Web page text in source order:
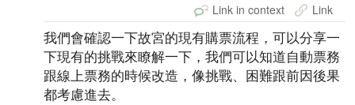
Link in context Link
我們會確認一下故宮的現有購票流程，可以分享一
下現有的挑戰來瞭解一下，我們可以知道自動票務
跟線上票務的時候改造，像挑戰、困難跟前因後果
都考慮進去。